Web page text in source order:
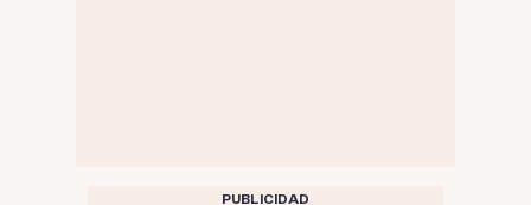
PUBLICIDAD